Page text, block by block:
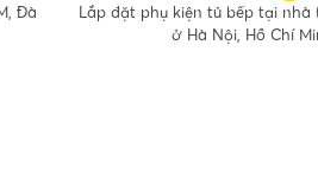
Đà
Lắp đặt phụ kiện tủ bếp tại
ở Hà Nội, Hồ Chí